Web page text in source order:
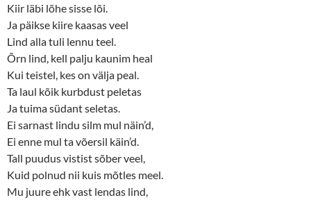
Kiir läbi lõhe sisse lõi.
Ja päikse kiire kaasas veel
Lind alla tuli lennu teel.
Õrn lind, kell palju kaunim heal
Kui teistel, kes on välja peal.
Ta laul kõik kurbdust peletas
Ja tuima südant seletas.
Ei sarnast lindu silm mul näin’d,
Ei enne mul ta võersil käin’d.
Tall puudus vistist sõber veel,
Kuid polnud nii kuis mõtles meel.
Mu juure ehk vast lendas lind,